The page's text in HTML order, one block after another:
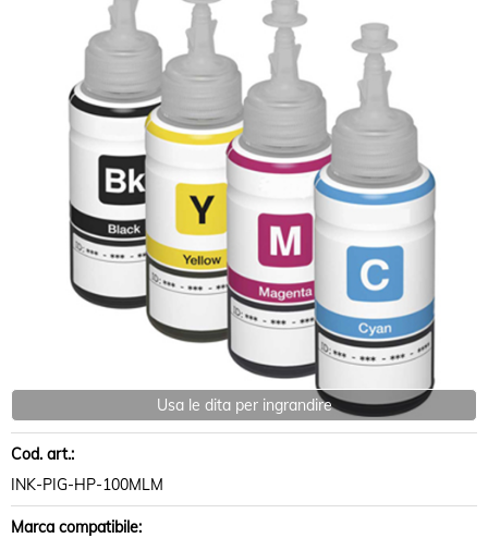
Usa le dita per ingrandire
Cod. art.:
INK-PIG-HP-100MLM
Marca compatibile: